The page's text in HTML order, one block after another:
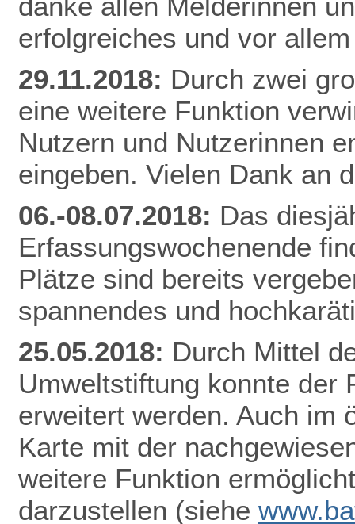
erfolgreiches und vor
29.11.2018: Durch zwei
eine weitere Funktion
Nutzern und Nutzerinnen
eingeben. Vielen Dank an
06.-08.07.2018: Das
Erfassungswochenende
Plätze sind bereits
spannendes und
25.05.2018: Durch Mittel
Umweltstiftung konnte der
erweitert werden. Auch im
Karte mit der
weitere Funktion
darzustellen (siehe